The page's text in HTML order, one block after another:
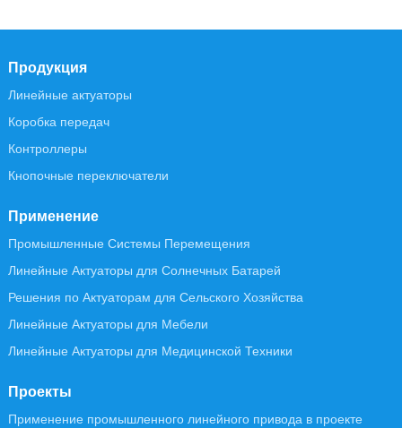
Продукция
Линейные актуаторы
Коробка передач
Контроллеры
Кнопочные переключатели
Применение
Промышленные Системы Перемещения
Линейные Актуаторы для Солнечных Батарей
Решения по Актуаторам для Сельского Хозяйства
Линейные Актуаторы для Мебели
Линейные Актуаторы для Медицинской Техники
Проекты
Применение промышленного линейного привода в проекте